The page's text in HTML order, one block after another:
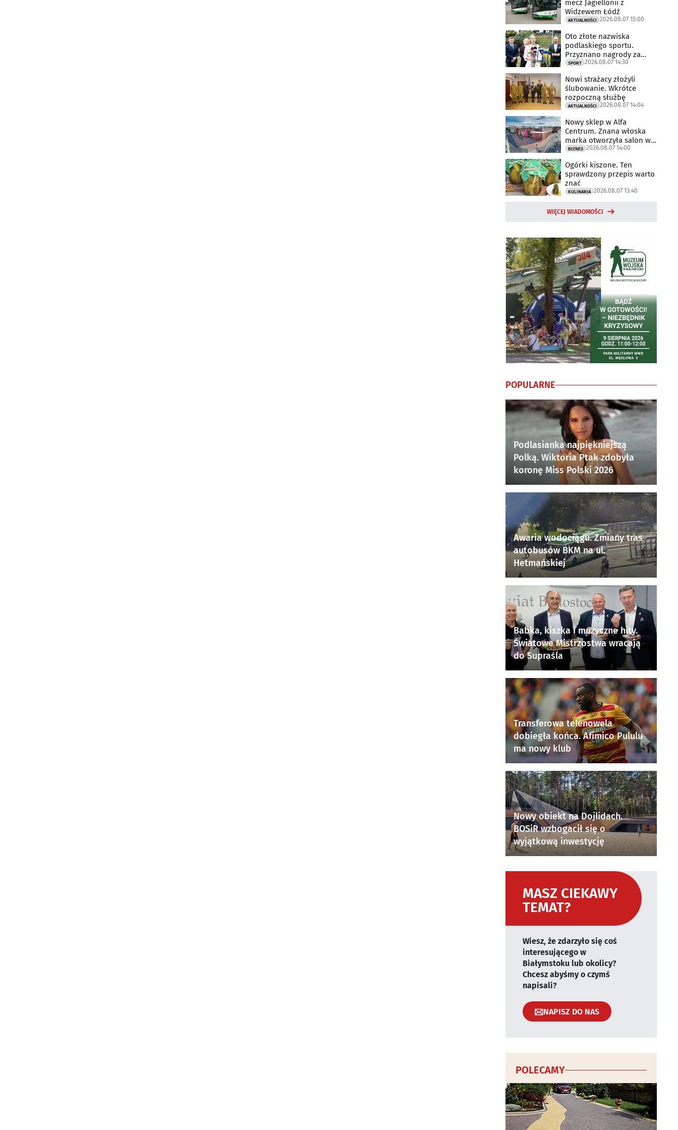
mecz Jagiellonii z
Widzewem Łódź
AKTUALNOŚCI 2026.08.07 15:00
Oto złote nazwiska
podlaskiego sportu.
Przyznano nagrody za
2025 rok
SPORT 2026.08.07 14:30
Nowi strażacy złożyli
ślubowanie. Wkrótce
rozpoczną służbę
AKTUALNOŚCI 2026.08.07 14:04
Nowy sklep w Alfa
Centrum. Znana włoska
marka otworzyła salon w
Białymstoku
BIZNES 2026.08.07 14:00
Ogórki kiszone. Ten
sprawdzony przepis warto
znać
KULINARIA 2026.08.07 13:40
WIĘCEJ WIADOMOŚCI
POPULARNE
Podlasianka najpiękniejszą
Polką. Wiktoria Ptak zdobyła
koronę Miss Polski 2026
Awaria wodociągu. Zmiany tras
autobusów BKM na ul.
Hetmańskiej
Babka, kiszka i muzyczne hity.
Światowe Mistrzostwa wracają
do Supraśla
Transferowa telenowela
dobiegła końca. Afimico Pululu
ma nowy klub
Nowy obiekt na Dojlidach.
BOSiR wzbogacił się o
wyjątkową inwestycję
MASZ CIEKAWY
TEMAT?
Wiesz, że zdarzyło się coś
interesującego w
Białymstoku lub okolicy?
Chcesz abyśmy o czymś
napisali?
NAPISZ DO NAS
POLECAMY